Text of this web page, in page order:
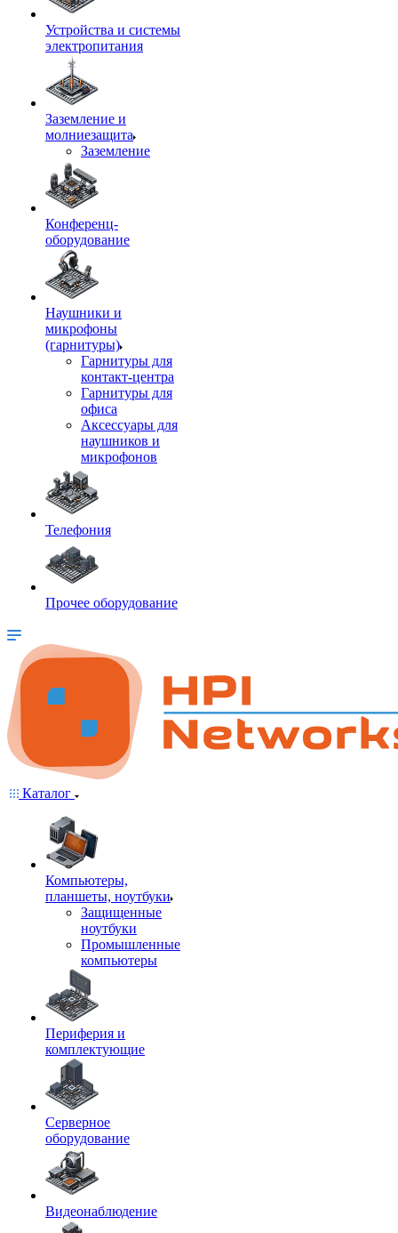
Устройства и системы
электропитания
Заземление и
молниезащита
Заземление
Конференц-
оборудование
Наушники и
микрофоны
(гарнитуры)
Гарнитуры для
контакт-центра
Гарнитуры для
офиса
Аксессуары для
наушников и
микрофонов
Телефония
Прочее оборудование
Каталог
Компьютеры,
планшеты, ноутбуки
Защищенные
ноутбуки
Промышленные
компьютеры
Периферия и
комплектующие
Серверное
оборудование
Видеонаблюдение